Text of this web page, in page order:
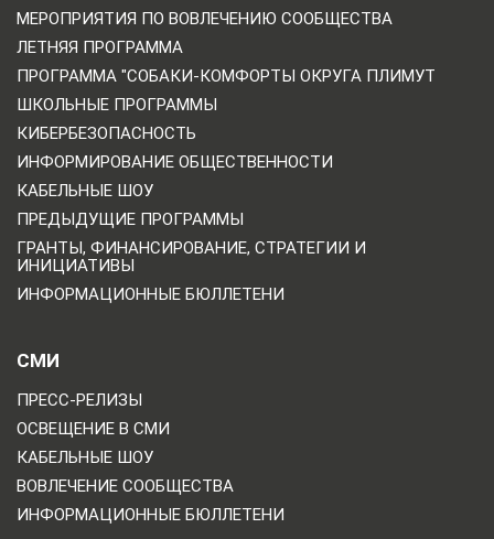
МЕРОПРИЯТИЯ ПО ВОВЛЕЧЕНИЮ СООБЩЕСТВА
ЛЕТНЯЯ ПРОГРАММА
ПРОГРАММА "СОБАКИ-КОМФОРТЫ ОКРУГА ПЛИМУТ
ШКОЛЬНЫЕ ПРОГРАММЫ
КИБЕРБЕЗОПАСНОСТЬ
ИНФОРМИРОВАНИЕ ОБЩЕСТВЕННОСТИ
КАБЕЛЬНЫЕ ШОУ
ПРЕДЫДУЩИЕ ПРОГРАММЫ
ГРАНТЫ, ФИНАНСИРОВАНИЕ, СТРАТЕГИИ И
ИНИЦИАТИВЫ
ИНФОРМАЦИОННЫЕ БЮЛЛЕТЕНИ
СМИ
ПРЕСС-РЕЛИЗЫ
ОСВЕЩЕНИЕ В СМИ
КАБЕЛЬНЫЕ ШОУ
ВОВЛЕЧЕНИЕ СООБЩЕСТВА
ИНФОРМАЦИОННЫЕ БЮЛЛЕТЕНИ